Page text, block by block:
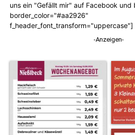
uns ein "Gefällt mir" auf Facebook und
border_color="#aa2926"
f_header_font_transform="uppercase"]
-Anzeigen-